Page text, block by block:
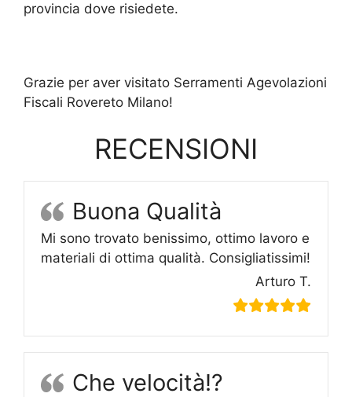
provincia dove risiedete.
Grazie per aver visitato Serramenti Agevolazioni
Fiscali Rovereto Milano!
RECENSIONI
Buona Qualità
Mi sono trovato benissimo, ottimo lavoro e
materiali di ottima qualità. Consigliatissimi!
Arturo T.
Che velocità!?